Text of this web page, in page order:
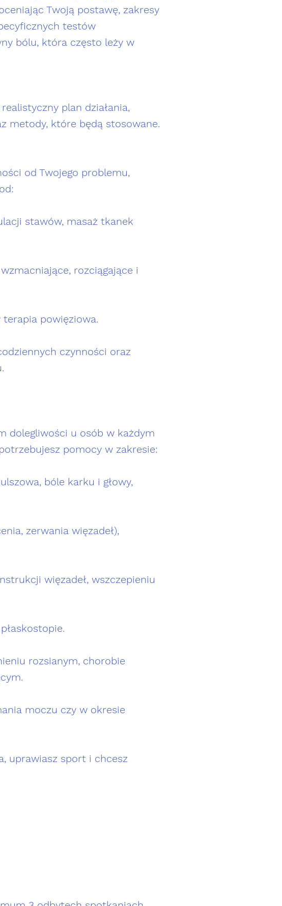
Twoją postawę, zakresy
testów
bólu, która często leży w
plan działania,
metody, które będą stosowane.
od Twojego problemu,
stawów, masaż tkanek
rozciągające i
powięziowa.
czynności oraz
dolegliwości u osób w każdym
pomocy w zakresie:
bóle karku i głowy,
zerwania więzadeł),
więzadeł, wszczepieniu
rozsianym, chorobie
moczu czy w okresie
uprawiasz sport i chcesz